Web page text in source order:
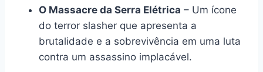
O Massacre da Serra Elétrica – Um ícone
do terror slasher que apresenta a
brutalidade e a sobrevivência em uma luta
contra um assassino implacável.